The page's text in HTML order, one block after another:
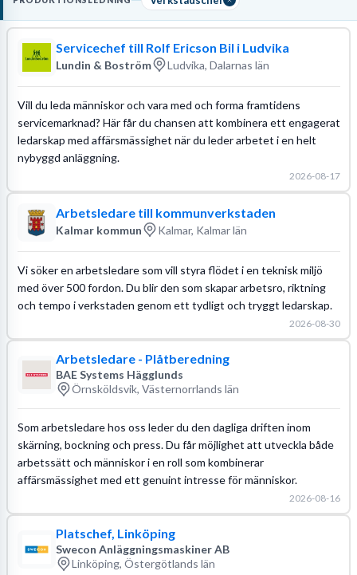
erfarenhet avproduktionsplaneringoch personalansvar.
Läs mer om yrket:
Löneguide Arbetsuppgifter Utbildningsguide
Servicechef till Rolf Ericson Bil i Ludvika
Lundin & Boström Ludvika, Dalarnas län
Vill du leda människor och vara med och forma framtidens
servicemarknad? Här får du chansen att kombinera ett engagerat
ledarskap med affärsmässighet när du leder arbetet i en helt
nybyggd anläggning.
2026-08-17
Arbetsledare till kommunverkstaden
Kalmar kommun Kalmar, Kalmar län
Vi söker en arbetsledare som vill styra flödet i en teknisk miljö
med över 500 fordon. Du blir den som skapar arbetsro, riktning
och tempo i verkstaden genom ett tydligt och tryggt ledarskap.
2026-08-30
Arbetsledare - Plåtberedning
BAE Systems Hägglunds
Örnsköldsvik, Västernorrlands län
Som arbetsledare hos oss leder du den dagliga driften inom
skärning, bockning och press. Du får möjlighet att utveckla både
arbetssätt och människor i en roll som kombinerar
affärsmässighet med ett genuint intresse för människor.
2026-08-16
Platschef, Linköping
Swecon Anläggningsmaskiner AB
Linköping, Östergötlands län